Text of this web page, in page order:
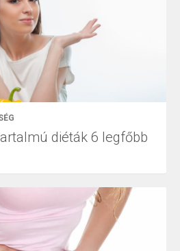
diéták 6 legfőbb